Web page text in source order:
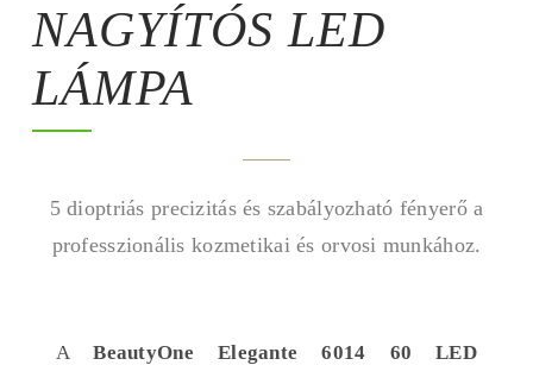
NAGYÍTÓS LED
LÁMPA
5 dioptriás precizitás és szabályozható fényerő a
professzionális kozmetikai és orvosi munkához.
ABeautyOne Elegante 6014 60 LED